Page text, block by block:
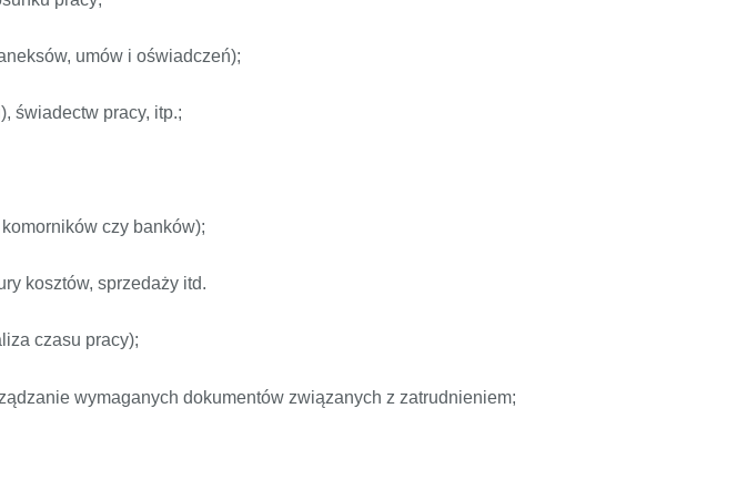
umów i oświadczeń);
świadectw pracy, itp.;
czy banków);
kosztów, sprzedaży itd.
czasu pracy);
wymaganych dokumentów związanych z zatrudnieniem;